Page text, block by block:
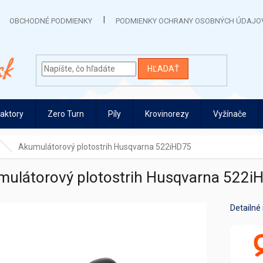
OBCHODNÉ PODMIENKY PODMIENKY OCHRANY OSOBNÝCH
HĽADAŤ
Zero Turn Píly Krovinorezy Vyžínače
Akumulátorový plotostrih Husqvarna 522iHD75
plotostrih Husqvarna